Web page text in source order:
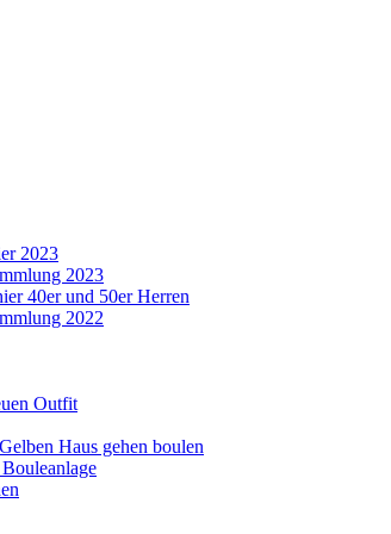
2023
2023
40er und 50er Herren
2022
Outfit
Haus gehen boulen